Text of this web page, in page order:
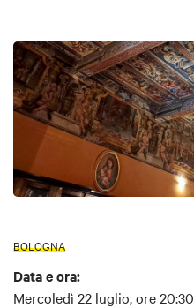
BOLOGNA
Data e ora:
Mercoledì 22 luglio, ore 20:30